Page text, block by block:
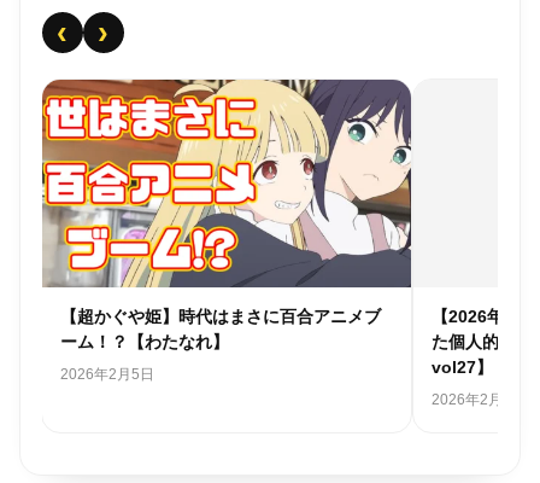
‹ ›
【超かぐや姫】時代はまさに百合アニメブ
ーム！？【わたなれ】
2026年2月5日
【2026年ア
た個人的アニ
vol27】
2026年2月1日